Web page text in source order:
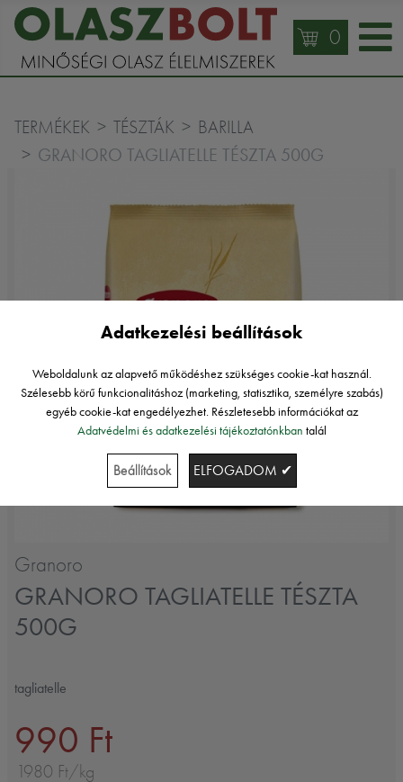
0
TERMÉKEK TÉSZTÁK BARILLA
GRANORO TAGLIATELLE TÉSZTA 500G
Granoro
GRANORO TAGLIATELLE TÉSZTA
500G
tagliatelle
990 Ft
1980 Ft/kg
Adatkezelési beállítások
Weboldalunk az alapvető működéshez szükséges cookie-kat használ.
Szélesebb körű funkcionalitáshoz (marketing, statisztika, személyre szabás)
egyéb cookie-kat engedélyezhet. Részletesebb információkat az
Adatvédelmi és adatkezelési tájékoztatónkban talál
Beállítások ELFOGADOM ✔